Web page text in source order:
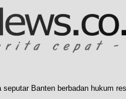
Banten berbadan hukum